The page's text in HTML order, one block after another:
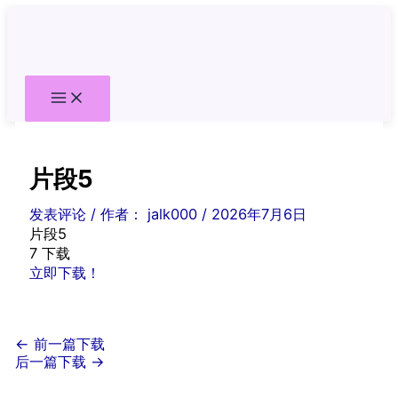
片段5
发表评论 / 作者： jalk000 / 2026年7月6日
片段5
7 下载
立即下载！
← 前一篇下载
后一篇下载 →